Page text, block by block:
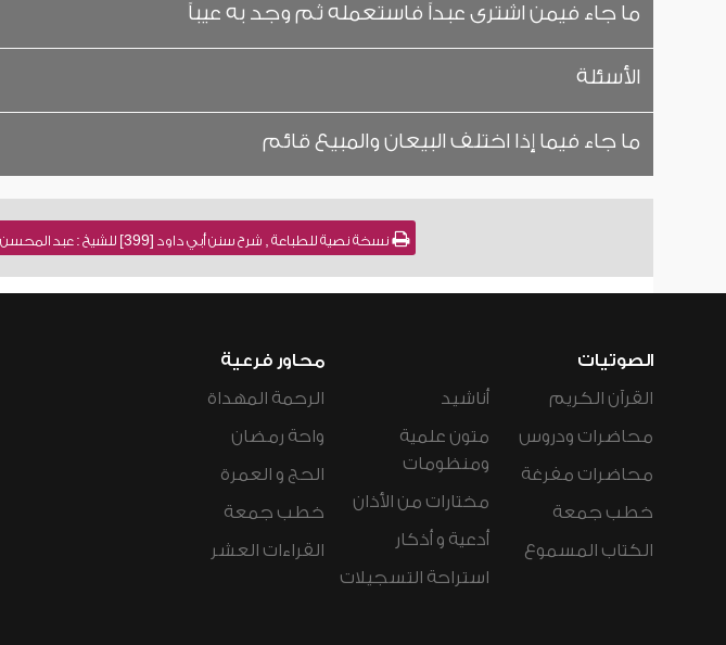
ما جاء فيمن اشترى عبداً فاستعمله ثم وجد به عيباً
الأسئلة
ما جاء فيما إذا اختلف البيعان والمبيع قائم
نسخة نصية للطباعة , شرح سنن أبي داود [399] للشيخ : عبد المحسن العباد
الصوتيات
القرآن الكريم
محاضرات ودروس
محاضرات مفرغة
خطب جمعة
الكتاب المسموع
أناشيد
متون علمية
ومنظومات
مختارات من الأذان
أدعية و أذكار
استراحة التسجيلات
محاور فرعية
الرحمة المهداة
واحة رمضان
الحج و العمرة
خطب جمعة
القراءات العشر